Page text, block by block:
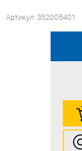
Артикул: 352005401